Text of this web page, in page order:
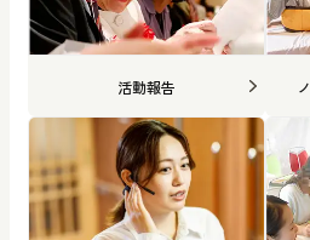
活動報告